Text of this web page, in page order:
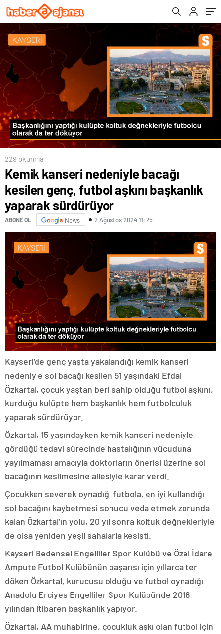
sürdürüyor
229 okunma
Kemik kanseri nedeniyle bacağı
kesilen genç, futbol aşkını başkanlık
yaparak sürdürüyor
ABONE OL News 2 Ağustos 2024 11:25
Kayseri’de genç yaşta yakalandığı kemik kanseri
nedeniyle sol bacağı kesilen 51 yaşındaki Efdal
Özkartal, çocuk yaştan beri sahip olduğu futbol aşkını,
kurduğu kulüpte hem başkanlık hem futbolculuk
yaparak sürdürüyor.
Özkartal, 15 yaşındayken kemik kanseri nedeniyle
gördüğü tedavi sürecinde hastalığının vücuduna
yayılmaması amacıyla doktorların önerisi üzerine sol
bacağının kesilmesine ailesiyle karar verdi.
Çocukken severek oynadığı futbola, en iyi kullandığı
sol bacağını kaybetmesi sonucu veda etmek zorunda
kalan Özkartal’ın yolu, 20 yıl sonra koltuk değnekleriyle
de olsa yeniden yeşil sahalarla kesişti.
Kayseri Bedensel Engelliler Spor Kulübü ve Özel İdare
Ampute Futbol Kulübünün başarısı için yıllarca ter
döken Özkartal, kurucusu olduğu ve futbol oynadığı
Anadolu Erciyes Engelliler Spor Kulübünde 2018
yılından itibaren başkanlık yapıyor.
Özkartal, AA muhabirine, çocukluk aşkı olan futbol için